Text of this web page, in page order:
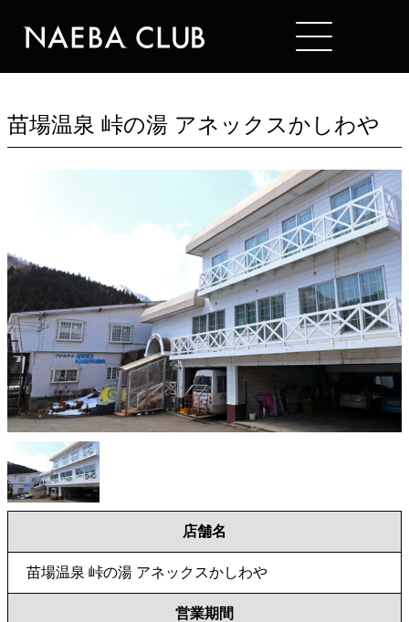
苗場温泉 峠の湯 アネックスかしわや
店舗名
苗場温泉 峠の湯 アネックスかしわや
営業期間